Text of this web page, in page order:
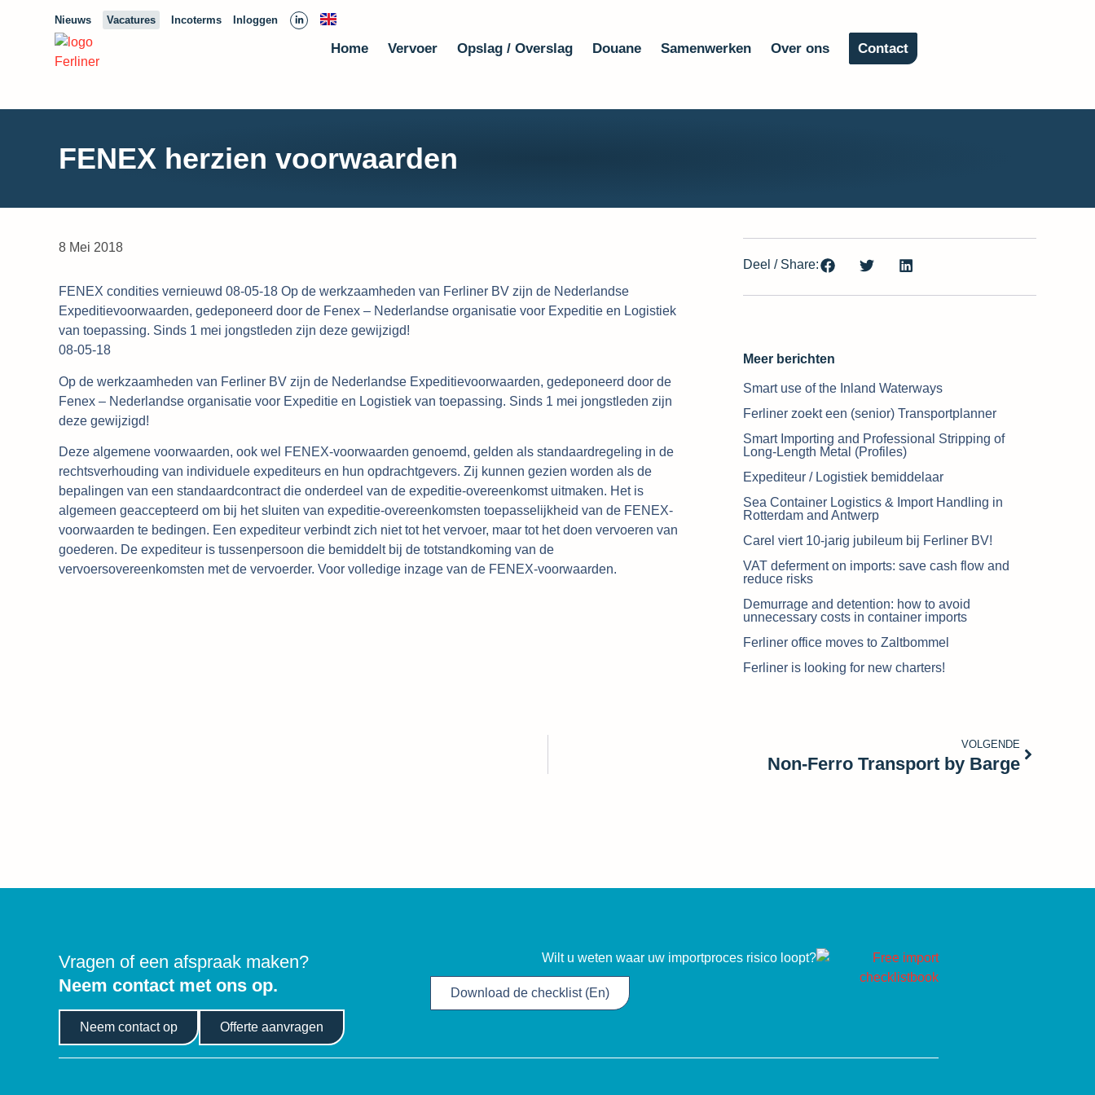
Nieuws Vacatures Incoterms Inloggen
Home Vervoer Opslag / Overslag Douane Samenwerken Over ons Contact
FENEX herzien voorwaarden
8 Mei 2018
FENEX condities vernieuwd 08-05-18 Op de werkzaamheden van Ferliner BV zijn de Nederlandse
Expeditievoorwaarden, gedeponeerd door de Fenex – Nederlandse organisatie voor Expeditie en Logistiek
van toepassing. Sinds 1 mei jongstleden zijn deze gewijzigd!
08-05-18
Op de werkzaamheden van Ferliner BV zijn de Nederlandse Expeditievoorwaarden, gedeponeerd door de
Fenex – Nederlandse organisatie voor Expeditie en Logistiek van toepassing. Sinds 1 mei jongstleden zijn
deze gewijzigd!
Deze algemene voorwaarden, ook wel FENEX-voorwaarden genoemd, gelden als standaardregeling in de
rechtsverhouding van individuele expediteurs en hun opdrachtgevers. Zij kunnen gezien worden als de
bepalingen van een standaardcontract die onderdeel van de expeditie-overeenkomst uitmaken. Het is
algemeen geaccepteerd om bij het sluiten van expeditie-overeenkomsten toepasselijkheid van de FENEX-
voorwaarden te bedingen. Een expediteur verbindt zich niet tot het vervoer, maar tot het doen vervoeren van
goederen. De expediteur is tussenpersoon die bemiddelt bij de totstandkoming van de
vervoersovereenkomsten met de vervoerder. Voor volledige inzage van de FENEX-voorwaarden.
Deel / Share:
Meer berichten
Smart use of the Inland Waterways
Ferliner zoekt een (senior) Transportplanner
Smart Importing and Professional Stripping of
Long-Length Metal (Profiles)
Expediteur / Logistiek bemiddelaar
Sea Container Logistics & Import Handling in
Rotterdam and Antwerp
Carel viert 10-jarig jubileum bij Ferliner BV!
VAT deferment on imports: save cash flow and
reduce risks
Demurrage and detention: how to avoid
unnecessary costs in container imports
Ferliner office moves to Zaltbommel
Ferliner is looking for new charters!
VOLGENDE
Non-Ferro Transport by Barge
Vragen of een afspraak maken?
Neem contact met ons op.
Neem contact op Offerte aanvragen
Wilt u weten waar uw importproces risico loopt?
Download de checklist (En)